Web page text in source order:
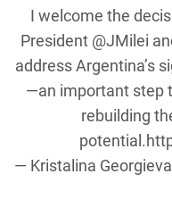
I welcome the
President @JMilei
address Argentina’s
—an important step
rebuilding
potential.
— Kristalina